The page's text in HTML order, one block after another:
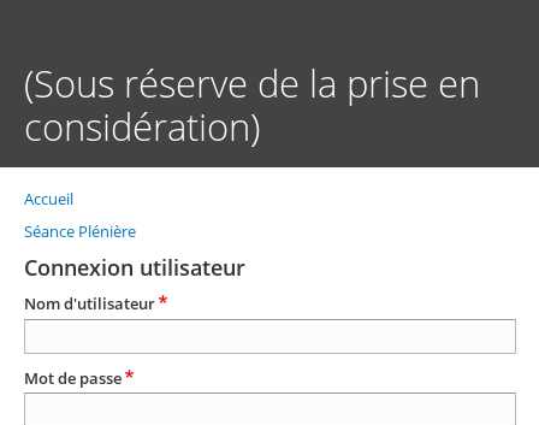
principal
(Sous réserve de la prise en
considération)
Fil
d'Ariane
Accueil
Séance Plénière
Connexion utilisateur
Nom d'utilisateur
Mot de passe